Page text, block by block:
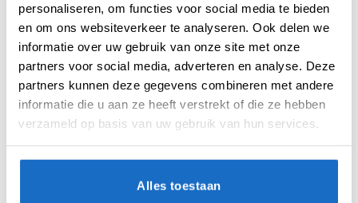
personaliseren, om functies voor social media te bieden
en om ons websiteverkeer te analyseren. Ook delen we
informatie over uw gebruik van onze site met onze
partners voor social media, adverteren en analyse. Deze
partners kunnen deze gegevens combineren met andere
informatie die u aan ze heeft verstrekt of die ze hebben
verzameld op basis van uw gebruik van hun services.
Alles toestaan
Het slijtvaste tapijtmateriaal biedt een zachte,
stabiele ondergrond én beschermt je vloer
tegen vallende darts. Het chique zwart-gouden
ontwerp sluit perfect aan bij een moderne,
verzorgde dartomgeving.
Belangrijkste kenmerken:
Professionele afmetingen: 300 x 85 cm –
correcte speelafstand.